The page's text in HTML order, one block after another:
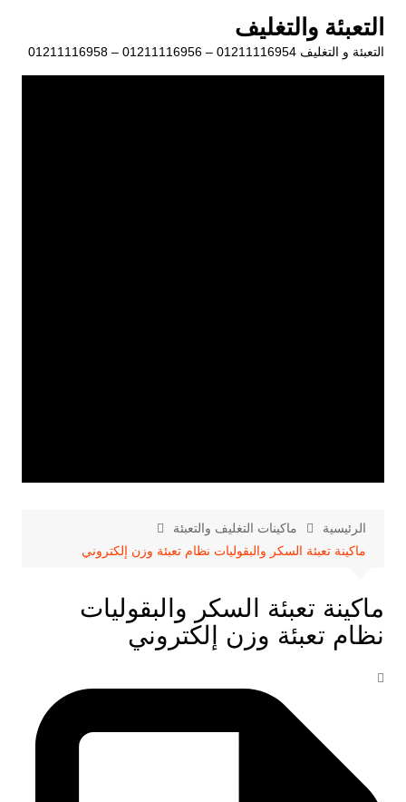
المحتوى
التعبئة والتغليف
التعبئة و التغليف 01211116954 – 01211116956 – 01211116958
الرئيسية
ماكينات التغليف والتعبئة
ماكينة تعبئة السكر والبقوليات نظام تعبئة وزن إلكتروني
ماكينة تعبئة السكر والبقوليات
نظام تعبئة وزن إلكتروني